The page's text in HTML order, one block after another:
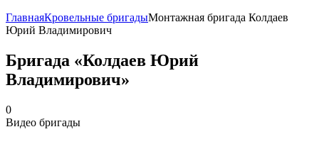
ГлавнаяКровельные бригадыМонтажная бригада Колдаев
Юрий Владимирович
Бригада «Колдаев Юрий
Владимирович»
0
Видео бригады